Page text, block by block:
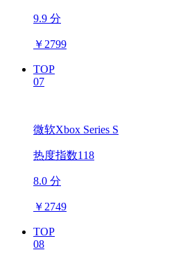
9.9 分
￥ 2799
TOP
07
微软Xbox Series S
热度指数118
8.0 分
￥ 2749
TOP
08